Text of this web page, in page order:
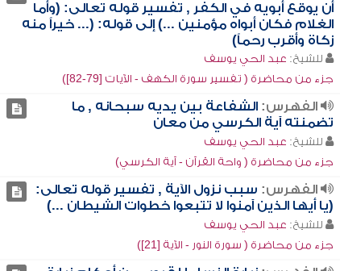
أن يوقع أبويه في الكفر , تفسير قوله تعالى: (وأما
الغلام فكان أبواه مؤمنين ...) إلى قوله: (... خيراً منه
زكاة وأقرب رحماً)
للشيخ: عبد الحي يوسف
جزء من محاضرة ( تفسير سورة الكهف - الآيات [79-82])
الفهرس: الشفاعة بين يديه سبحانه , ما
تضمنته آية الكرسي من معان
للشيخ: عبد الحي يوسف
جزء من محاضرة ( واحة القرآن - آية الكرسي)
الفهرس: سبب نزول الآية , تفسير قوله تعالى:
(يا أيها الذين آمنوا لا تتبعوا خطوات الشيطان ...)
للشيخ: عبد الحي يوسف
جزء من محاضرة ( سورة النور - الآية [21])